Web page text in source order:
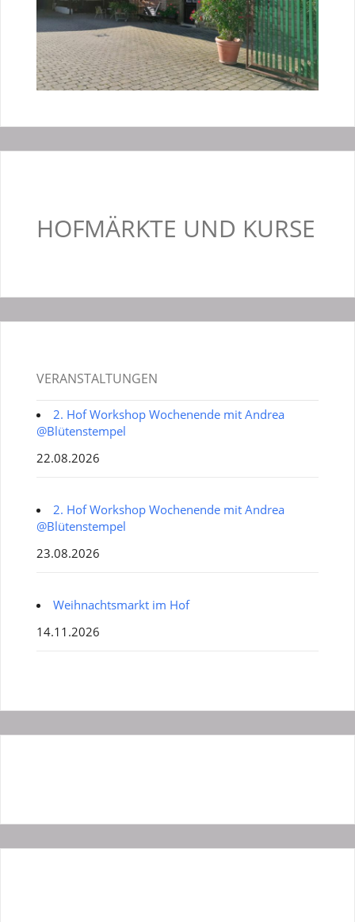
HOFMÄRKTE UND KURSE
VERANSTALTUNGEN
2. Hof Workshop Wochenende mit Andrea
@Blütenstempel
22.08.2026
2. Hof Workshop Wochenende mit Andrea
@Blütenstempel
23.08.2026
Weihnachtsmarkt im Hof
14.11.2026